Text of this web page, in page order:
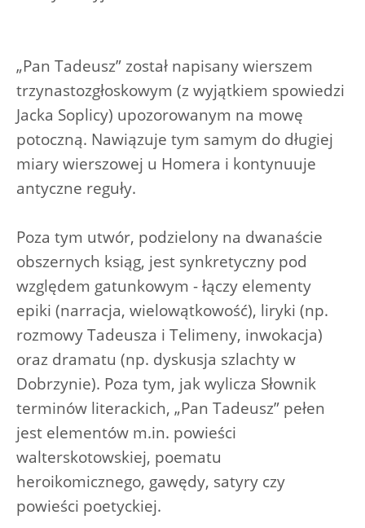
„Pan Tadeusz” został napisany wierszem
trzynastozgłoskowym (z wyjątkiem spowiedzi
Jacka Soplicy) upozorowanym na mowę
potoczną. Nawiązuje tym samym do długiej
miary wierszowej u Homera i kontynuuje
antyczne reguły.
Poza tym utwór, podzielony na dwanaście
obszernych ksiąg, jest synkretyczny pod
względem gatunkowym - łączy elementy
epiki (narracja, wielowątkowość), liryki (np.
rozmowy Tadeusza i Telimeny, inwokacja)
oraz dramatu (np. dyskusja szlachty w
Dobrzynie). Poza tym, jak wylicza Słownik
terminów literackich, „Pan Tadeusz” pełen
jest elementów m.in. powieści
walterskotowskiej, poematu
heroikomicznego, gawędy, satyry czy
powieści poetyckiej.